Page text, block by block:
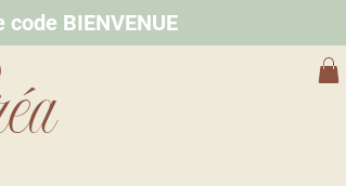
BIENVENUE